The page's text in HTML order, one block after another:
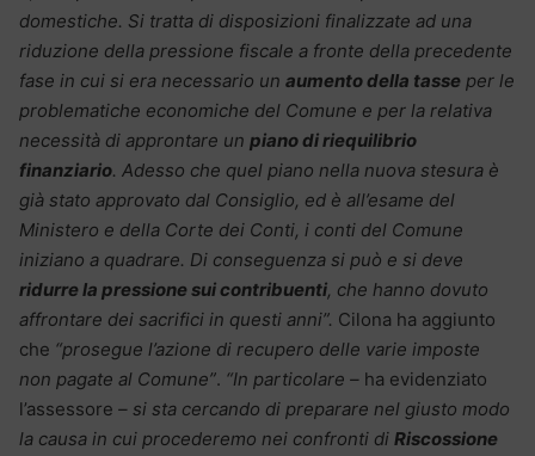
domestiche. Si tratta di disposizioni finalizzate ad una
riduzione della pressione fiscale a fronte della precedente
fase in cui si era necessario un aumento della tasse per le
problematiche economiche del Comune e per la relativa
necessità di approntare un piano di riequilibrio
finanziario. Adesso che quel piano nella nuova stesura è
già stato approvato dal Consiglio, ed è all’esame del
Ministero e della Corte dei Conti, i conti del Comune
iniziano a quadrare. Di conseguenza si può e si deve
ridurre la pressione sui contribuenti, che hanno dovuto
affrontare dei sacrifici in questi anni”. Cilona ha aggiunto
che “prosegue l’azione di recupero delle varie imposte
non pagate al Comune”. “In particolare – ha evidenziato
l’assessore – si sta cercando di preparare nel giusto modo
la causa in cui procederemo nei confronti di Riscossione